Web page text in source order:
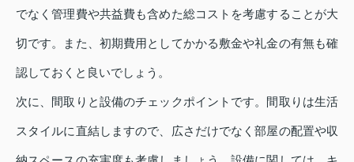
でなく管理費や共益費も含めた総コストを考慮することが大
切です。また、初期費用としてかかる敷金や礼金の有無も確
認しておくと良いでしょう。
次に、間取りと設備のチェックポイントです。間取りは生活
スタイルに直結しますので、広さだけでなく部屋の配置や収